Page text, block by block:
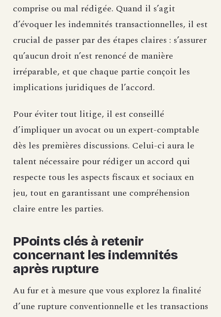
comprise ou mal rédigée. Quand il s’agit
d’évoquer les indemnités transactionnelles, il est
crucial de passer par des étapes claires : s’assurer
qu’aucun droit n’est renoncé de manière
irréparable, et que chaque partie conçoit les
implications juridiques de l’accord.
Pour éviter tout litige, il est conseillé
d’impliquer un avocat ou un expert-comptable
dès les premières discussions. Celui-ci aura le
talent nécessaire pour rédiger un accord qui
respecte tous les aspects fiscaux et sociaux en
jeu, tout en garantissant une compréhension
claire entre les parties.
PPoints clés à retenir
concernant les indemnités
après rupture
Au fur et à mesure que vous explorez la finalité
d’une rupture conventionnelle et les transactions